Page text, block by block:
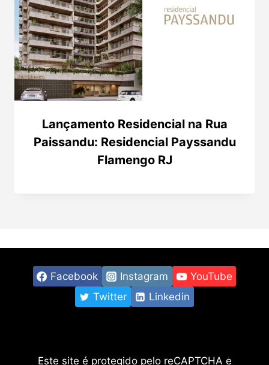
Lançamento Residencial na Rua
Paissandu: Residencial Payssandu
Flamengo RJ
Facebook Instagram
YouTube
Twitter
Linkedin
Este site é protegido pelo reCAPTCHA e